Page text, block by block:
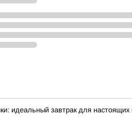
идеальный завтрак для настоящих